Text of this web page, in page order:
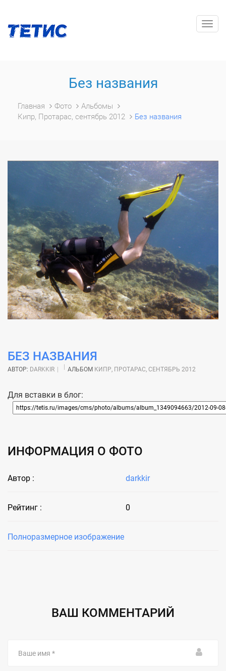
Без названия
Главная Фото
Альбомы
Кипр, Протарас, сентябрь 2012
Без названия
БЕЗ НАЗВАНИЯ
АВТОР: DARKKIR АЛЬБОМ КИПР, ПРОТАРАС, СЕНТЯБРЬ 2012
Для вставки в блог:
ИНФОРМАЦИЯ О ФОТО
Автор : darkkir
Рейтинг : 0
Полноразмерное изображение
ВАШ КОММЕНТАРИЙ
имя